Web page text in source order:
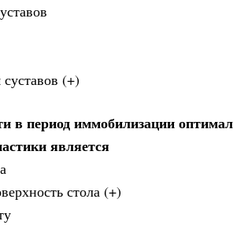
(+)
в период иммобилизации
является
стола (+)